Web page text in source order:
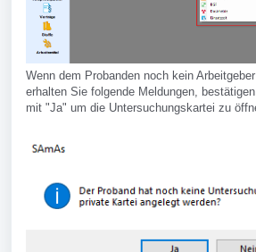
Wenn dem Probanden noch kein
erhalten Sie folgende Meldungen,
mit "Ja" um die Untersuchungskartei zu